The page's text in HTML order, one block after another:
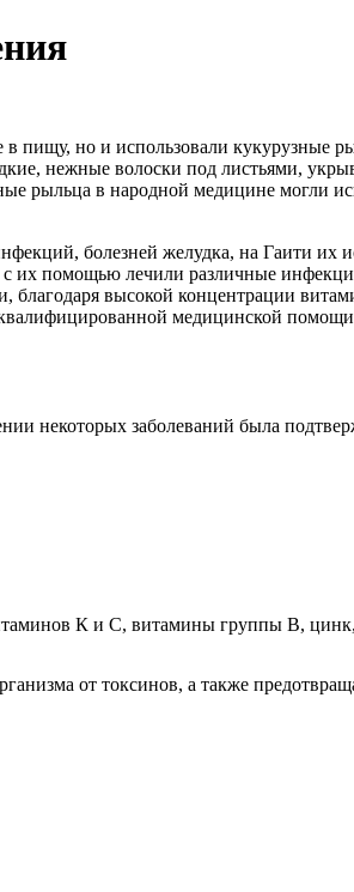
пищу, но и использовали кукурузные
нежные волоски под листьями,
рыльца в народной медицине могли
болезней желудка, на Гаити их
с их помощью лечили различные
благодаря высокой концентрации
квалифицированной медицинской
некоторых заболеваний была
К и С, витамины группы В,
от токсинов, а также